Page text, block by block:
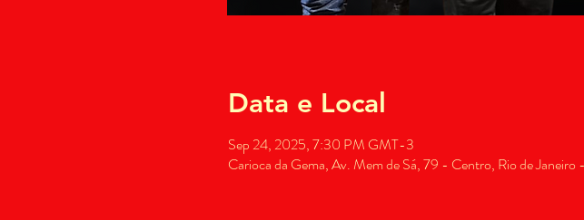
Data e Local
Sep 24, 2025, 7:30 PM GMT-3
Carioca da Gema, Av. Mem de Sá, 79 - Centro, Rio de